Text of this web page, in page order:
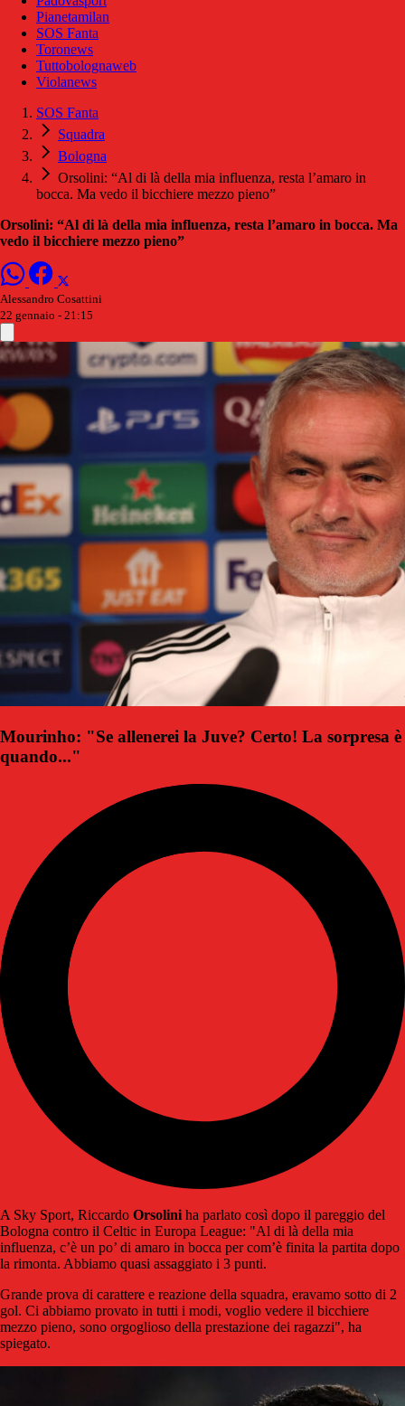
Pianetamilan
SOS Fanta
Toronews
Tuttobolognaweb
Violanews
SOS Fanta
Squadra
Bologna
Orsolini: “Al di là della mia influenza, resta l’amaro in
bocca. Ma vedo il bicchiere mezzo pieno”
Orsolini: “Al di là della mia influenza, resta l’amaro in bocca. Ma
vedo il bicchiere mezzo pieno”
Alessandro Cosattini
22 gennaio - 21:15
Mourinho: "Se allenerei la Juve? Certo! La sorpresa è
quando..."
A Sky Sport, Riccardo Orsolini ha parlato così dopo il pareggio del
Bologna contro il Celtic in Europa League: "Al di là della mia
influenza, c’è un po’ di amaro in bocca per com’è finita la partita dopo
la rimonta. Abbiamo quasi assaggiato i 3 punti.
Grande prova di carattere e reazione della squadra, eravamo sotto di 2
gol. Ci abbiamo provato in tutti i modi, voglio vedere il bicchiere
mezzo pieno, sono orgoglioso della prestazione dei ragazzi", ha
spiegato.